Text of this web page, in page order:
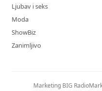
Ljubav i seks
Moda
ShowBiz
Zanimljivo
Marketing BIG Radio